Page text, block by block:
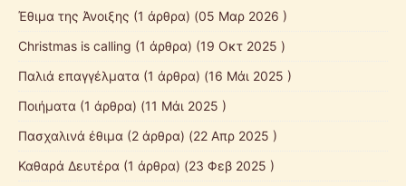
Έθιμα της Άνοιξης (1 άρθρα) (05 Μαρ 2026 )
Christmas is calling (1 άρθρα) (19 Οκτ 2025 )
Παλιά επαγγέλματα (1 άρθρα) (16 Μάι 2025 )
Ποιήματα (1 άρθρα) (11 Μάι 2025 )
Πασχαλινά έθιμα (2 άρθρα) (22 Απρ 2025 )
Καθαρά Δευτέρα (1 άρθρα) (23 Φεβ 2025 )